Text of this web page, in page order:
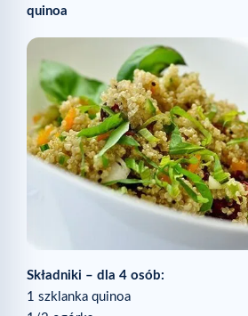
quinoa
Składniki – dla 4 osób:
1 szklanka quinoa